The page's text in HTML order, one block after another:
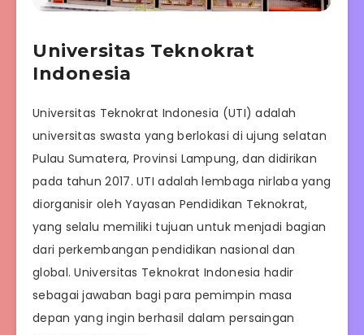
Universitas Teknokrat
Indonesia
Universitas Teknokrat Indonesia (UTI) adalah
universitas swasta yang berlokasi di ujung selatan
Pulau Sumatera, Provinsi Lampung, dan didirikan
pada tahun 2017. UTI adalah lembaga nirlaba yang
diorganisir oleh Yayasan Pendidikan Teknokrat,
yang selalu memiliki tujuan untuk menjadi bagian
dari perkembangan pendidikan nasional dan
global. Universitas Teknokrat Indonesia hadir
sebagai jawaban bagi para pemimpin masa
depan yang ingin berhasil dalam persaingan